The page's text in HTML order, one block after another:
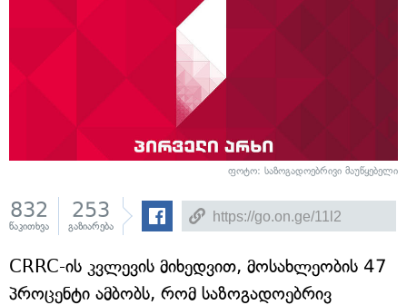
ფოტო: საზოგადოებრივი მაუწყებელი
832
წაკითხვა
253
გაზიარება
CRRC-ის კვლევის მიხედვით, მოსახლეობის 47
პროცენტი ამბობს, რომ საზოგადოებრივ